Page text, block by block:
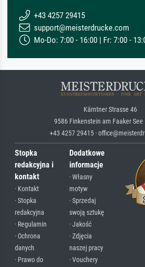
+43 4257 29415
support@meisterdrucke.com
Mo-Do: 7:00 - 16:00 | Fr: 7:00 -
Kärntner Strasse 46
9586 Finkenstein am Faaker See
+43 4257 29415 ·
Stopka
redakcyjna i
kontakt
· Kontakt
· Stopka
redakcyjna
· Regulamin
· Ochrona
danych
· Prawo do
Dodatkowe
informacje
· Własny
motyw
· Sprzedaj
swoją sztukę
· Jakość
· Zdjęcia
naszej pracy
· Vouchery